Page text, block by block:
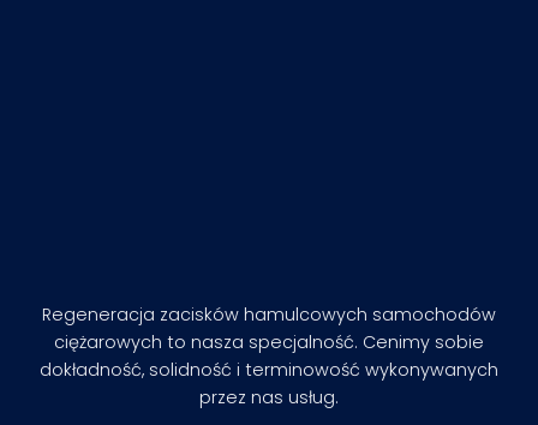
Regeneracja zacisków hamulcowych samochodów
ciężarowych to nasza specjalność. Cenimy sobie
dokładność, solidność i terminowość wykonywanych
przez nas usług.